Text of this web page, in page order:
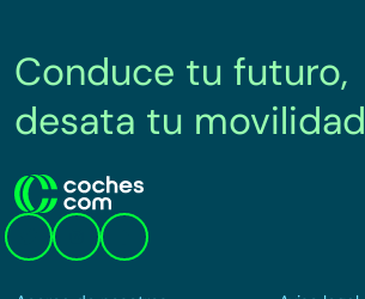
Conduce tu futuro,
desata tu movilidad